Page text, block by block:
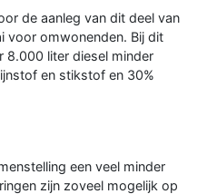
de aanleg van dit deel van
voor omwonenden. Bij dit
liter diesel minder
en stikstof en 30%
een veel minder
zijn zoveel mogelijk op